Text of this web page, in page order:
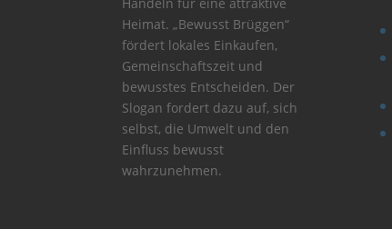
Heimat. „Bewusst Brüggen“
fördert lokales Einkaufen,
Gemeinschaftszeit und
bewusstes Entscheiden. Der
Slogan fordert dazu auf, sich
selbst, die Umwelt und den
Einfluss bewusst
wahrzunehmen.